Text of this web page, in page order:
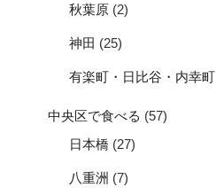
秋葉原 (2)
神田 (25)
有楽町・日比谷・内幸町
中央区で食べる (57)
日本橋 (27)
八重洲 (7)